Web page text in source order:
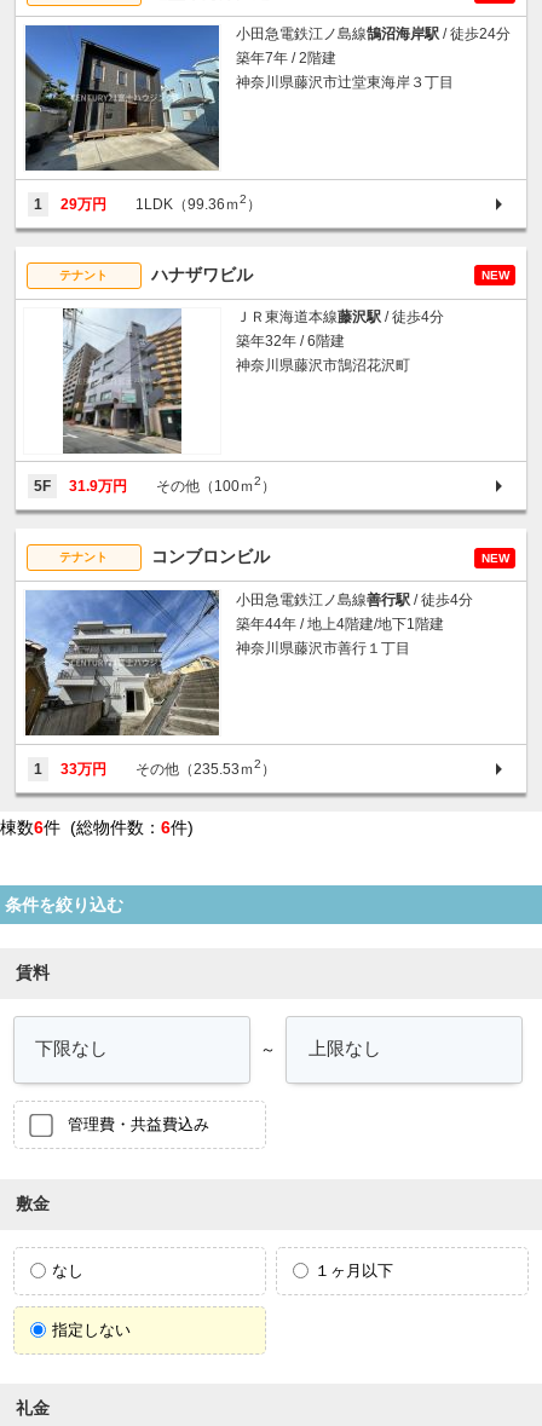
小田急電鉄江ノ島線鵠沼海岸駅 / 徒歩24分
築年7年 / 2階建
神奈川県藤沢市辻堂東海岸３丁目
1 29万円 1LDK（99.36ｍ2 ）
テナント ハナザワビル NEW
ＪＲ東海道本線藤沢駅 / 徒歩4分
築年32年 / 6階建
神奈川県藤沢市鵠沼花沢町
5F 31.9万円 その他（100ｍ2 ）
テナント コンブロンビル NEW
小田急電鉄江ノ島線善行駅 / 徒歩4分
築年44年 / 地上4階建/地下1階建
神奈川県藤沢市善行１丁目
1 33万円 その他（235.53ｍ2 ）
棟数6件 (総物件数： 6件)
条件を絞り込む
賃料
～
管理費・共益費込み
敷金
なし １ヶ月以下
指定しない
礼金